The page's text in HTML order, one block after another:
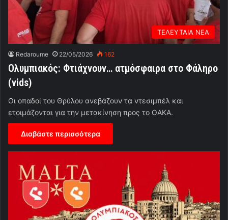
ΤΕΛΕΥΤΑΙΑ ΝΕΑ
Redaroume 22/05/2026 162
Ολυμπιακός: Φτιάχνουν… ατμόσφαιρα στο Φάληρο
(vids)
Οι οπαδοί του Θρύλου ανεβάζουν τα ντεσιμπέλ και
ετοιμάζονται για την μετακίνηση προς το ΟΑΚΑ.
Διαβάστε περισσότερα